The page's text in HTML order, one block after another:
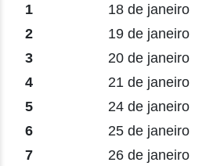
1
18 de janeiro
2
19 de janeiro
3
20 de janeiro
4
21 de janeiro
5
24 de janeiro
6
25 de janeiro
7
26 de janeiro